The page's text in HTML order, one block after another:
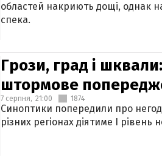
областей накриють дощі, однак
спека.
Грози, град і
штормове
7 серпня, 21:00 1874
Синоптики попередили про
різних регіонах діятиме І рівень